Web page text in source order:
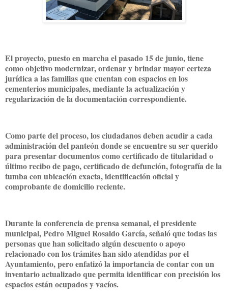
El proyecto, puesto en marcha el pasado 15 de junio, tiene
como objetivo modernizar, ordenar y brindar mayor certeza
jurídica a las familias que cuentan con espacios en los
cementerios municipales, mediante la actualización y
regularización de la documentación correspondiente.
Como parte del proceso, los ciudadanos deben acudir a cada
administración del panteón donde se encuentre su ser querido
para presentar documentos como certificado de titularidad o
último recibo de pago, certificado de defunción, fotografía de la
tumba con ubicación exacta, identificación oficial y
comprobante de domicilio reciente.
Durante la conferencia de prensa semanal, el presidente
municipal, Pedro Miguel Rosaldo García, señaló que todas las
personas que han solicitado algún descuento o apoyo
relacionado con los trámites han sido atendidas por el
Ayuntamiento, pero enfatizó la importancia de contar con un
inventario actualizado que permita identificar con precisión los
espacios están ocupados y vacíos.